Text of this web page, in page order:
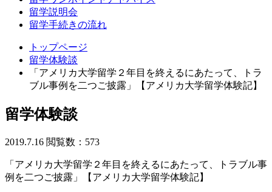
留学説明会
留学手続きの流れ
トップページ
留学体験談
「アメリカ大学留学２年目を終えるにあたって、トラ
ブル事例を二つご披露」【アメリカ大学留学体験記】
留学体験談
2019.7.16 閲覧数：573
「アメリカ大学留学２年目を終えるにあたって、トラブル事
例を二つご披露」【アメリカ大学留学体験記】